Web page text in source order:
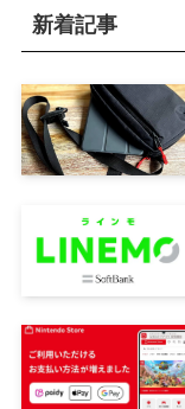
新着記事